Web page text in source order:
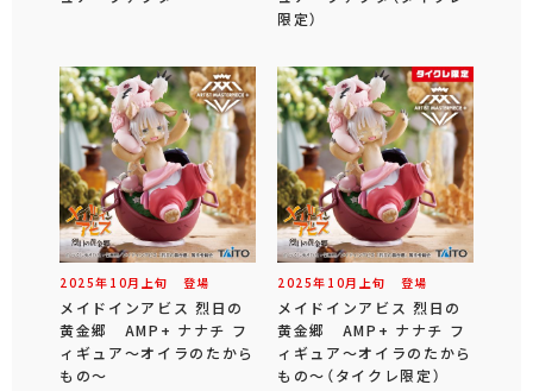
限定）
2025年 10月 上旬 登場
メイドインアビス 烈日の
黄金郷 AMP+ ナナチ フ
ィギュア～オイラのたから
もの～
2025年 10月 上旬 登場
メイドインアビス 烈日の
黄金郷 AMP+ ナナチ フ
ィギュア～オイラのたから
もの～（タイクレ限定）